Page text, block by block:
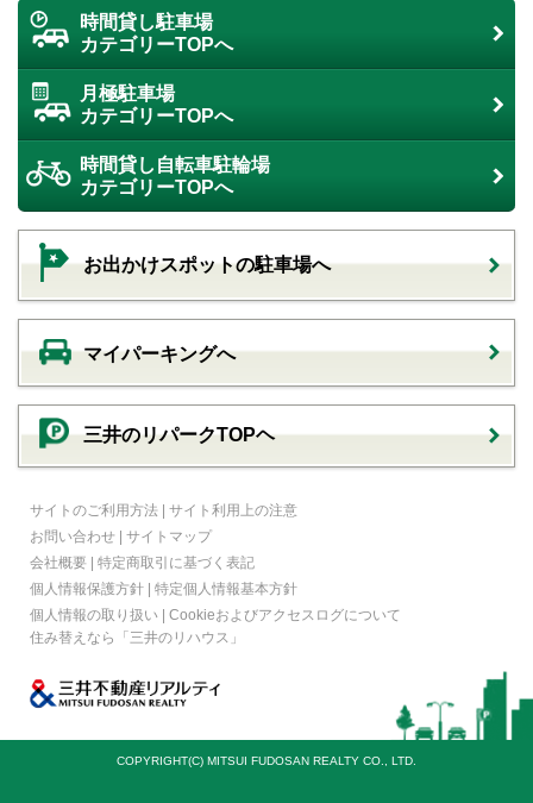
時間貸し駐車場
カテゴリーTOPへ
月極駐車場
カテゴリーTOPへ
時間貸し自転車駐輪場
カテゴリーTOPへ
お出かけスポットの駐車場へ
マイパーキングへ
三井のリパークTOPヘ
サイトのご利用方法 | サイト利用上の注意
お問い合わせ | サイトマップ
会社概要 | 特定商取引に基づく表記
個人情報保護方針 | 特定個人情報基本方針
個人情報の取り扱い | Cookieおよびアクセスログについて
住み替えなら
「三井のリハウス」
COPYRIGHT(C) MITSUI FUDOSAN REALTY CO., LTD.